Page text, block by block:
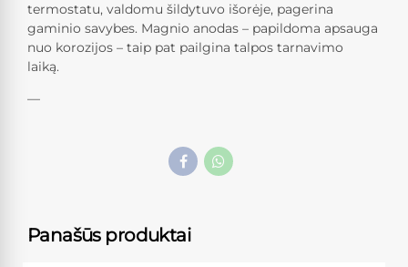
termostatu, valdomu šildytuvo išorėje, pagerina
gaminio savybes. Magnio anodas – papildoma apsauga
nuo korozijos – taip pat pailgina talpos tarnavimo
laiką.
—
Panašūs produktai